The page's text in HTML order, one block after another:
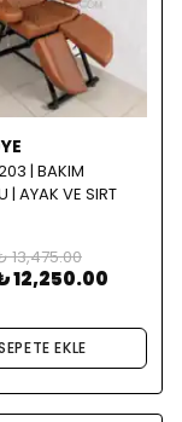
| BAKIM
| AYAK VE SIRT
13,475.00
12,250.00
EKLE